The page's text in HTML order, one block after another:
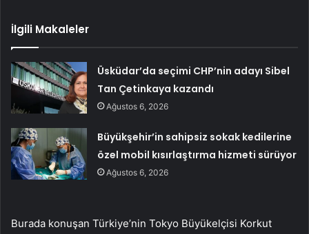
İlgili Makaleler
Üsküdar’da seçimi CHP’nin adayı Sibel
Tan Çetinkaya kazandı
Ağustos 6, 2026
Büyükşehir’in sahipsiz sokak kedilerine
özel mobil kısırlaştırma hizmeti sürüyor
Ağustos 6, 2026
Burada konuşan Türkiye’nin Tokyo Büyükelçisi Korkut